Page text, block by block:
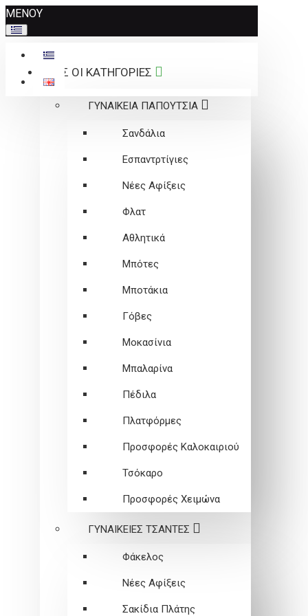
Σημείωση:
Αυτός
ο
ιστότοπος
περιλαμβάνει
ΜΕΝΟΥ
ΟΛΕΣ ΟΙ ΚΑΤΗΓΟΡΙΕΣ
ΓΥΝΑΙΚΕΙΑ ΠΑΠΟΥΤΣΙΑ
Σανδάλια
Εσπαντρτίγιες
Νέες Αφίξεις
Φλατ
Αθλητικά
Μπότες
Μποτάκια
Γόβες
Μοκασίνια
Μπαλαρίνα
Πέδιλα
Πλατφόρμες
Προσφορές Καλοκαιριού
Τσόκαρο
Προσφορές Χειμώνα
ΓΥΝΑΙΚΕΙEΣ ΤΣΑΝΤΕΣ
Φάκελος
Νέες Αφίξεις
Σακίδια Πλάτης